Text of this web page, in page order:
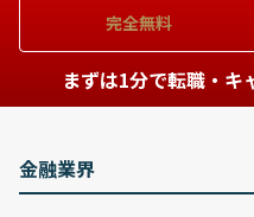
完全無料
まずは1分で転職・
金融業界